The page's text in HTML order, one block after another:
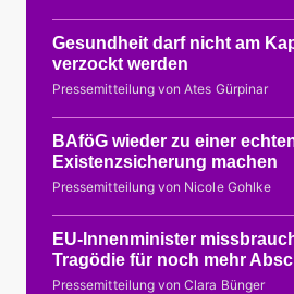
Gesundheit darf nicht am
verzockt werden
Pressemitteilung von Ates Gürpinar
BAföG wieder zu einer
Existenzsicherung machen
Pressemitteilung von Nicole Gohlke
EU-Innenminister
Tragödie für noch mehr
Pressemitteilung von Clara Bünger